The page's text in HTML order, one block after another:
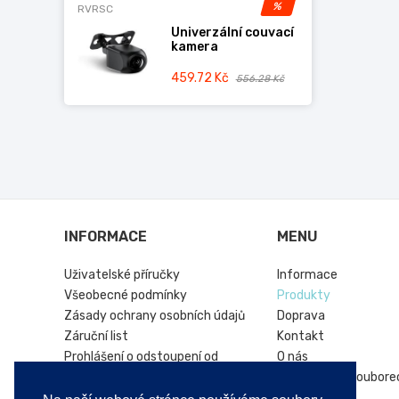
%
RVRSC
Univerzální couvací
kamera
459.72 Kč 556.28 Kč
INFORMACE
Uživatelské příručky
Všeobecné podmínky
Zásady ochrany osobních údajů
Záruční list
Prohlášení o odstoupení od
Online platforma řešení sporů
MENU
Informace
Produkty
Doprava
Kontakt
O nás
Informace o